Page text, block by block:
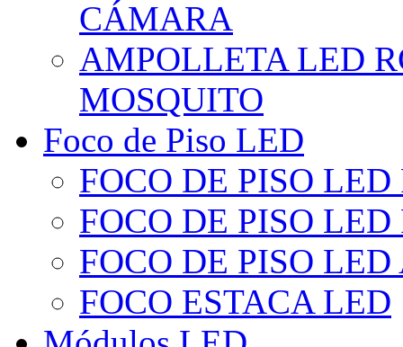
CÁMARA
AMPOLLETA LED
MOSQUITO
Foco de Piso LED
FOCO DE PISO
FOCO DE PISO
FOCO DE PISO
FOCO ESTACA LED